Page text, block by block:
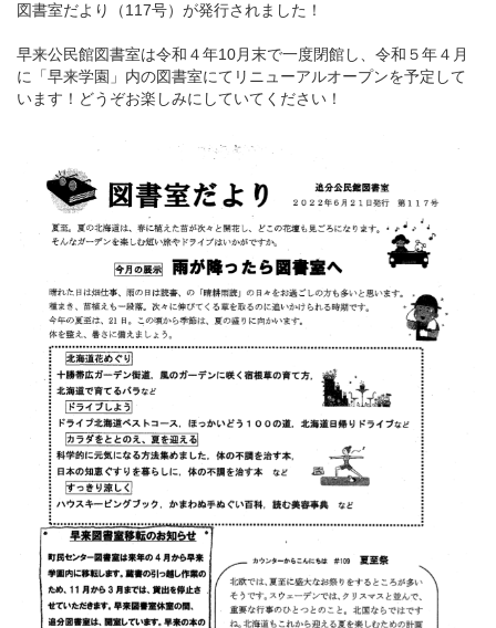
図書室だより（117号）が発行されました！
早来公民館図書室は令和４年10月末で一度閉館し、令和５年４月
に「早来学園」内の図書室にてリニューアルオープンを予定して
います！どうぞお楽しみにしていてください！